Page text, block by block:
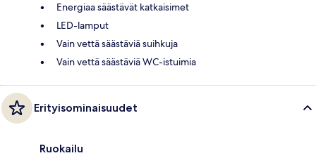
Energiaa säästävät katkaisimet
LED-lamput
Vain vettä säästäviä suihkuja
Vain vettä säästäviä WC-istuimia
Erityisominaisuudet
Ruokailu